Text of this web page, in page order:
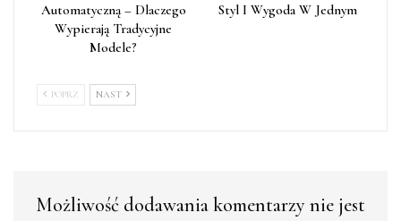
Automatyczną – Dlaczego
Wypierają Tradycyjne
Modele?
Styl I Wygoda W Jednym
POPRZ NAST
Możliwość dodawania komentarzy nie jest